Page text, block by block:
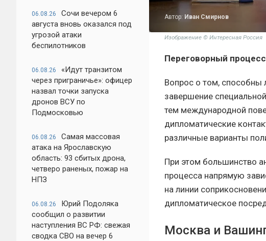
06.08.26
Сочи вечером 6
августа вновь оказался под
угрозой атаки
беспилотников
06.08.26
«Идут транзитом
через приграничье»: офицер
назвал точки запуска
дронов ВСУ по
Подмосковью
06.08.26
Самая массовая
атака на Ярославскую
область: 93 сбитых дрона,
четверо раненых, пожар на
НПЗ
06.08.26
Юрий Подоляка
сообщил о развитии
наступления ВС РФ: свежая
сводка СВО на вечер 6
Автор: Иван Смирнов
Изображение © Интересная Россия
Переговорный
Вопрос о том, способны
завершение
тем международной
дипломатические
различные варианты
При этом большинство
процесса напрямую
на линии
дипломатическое
Москва и